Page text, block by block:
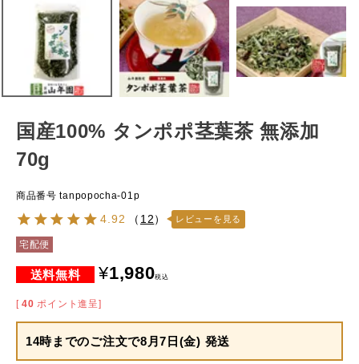
国産100% タンポポ茎葉茶 無添加
70g
商品番号 tanpopocha-01p
4.92 （ 12） レビューを見る
宅配便
¥1,980税込
[ 40 ポイント進呈]
14時までのご注文で8月7日(金) 発送